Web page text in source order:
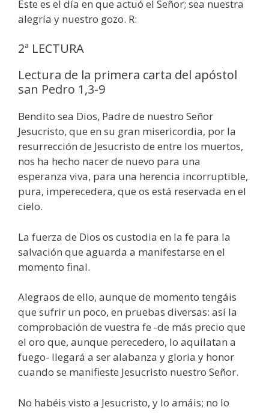
Éste es el día en que actuó el Señor; sea nuestra
alegría y nuestro gozo. R:
2ª LECTURA
Lectura de la primera carta del apóstol
san Pedro 1,3-9
Bendito sea Dios, Padre de nuestro Señor
Jesucristo, que en su gran misericordia, por la
resurrección de Jesucristo de entre los muertos,
nos ha hecho nacer de nuevo para una
esperanza viva, para una herencia incorruptible,
pura, imperecedera, que os está reservada en el
cielo.
La fuerza de Dios os custodia en la fe para la
salvación que aguarda a manifestarse en el
momento final.
Alegraos de ello, aunque de momento tengáis
que sufrir un poco, en pruebas diversas: así la
comprobación de vuestra fe -de más precio que
el oro que, aunque perecedero, lo aquilatan a
fuego- llegará a ser alabanza y gloria y honor
cuando se manifieste Jesucristo nuestro Señor.
No habéis visto a Jesucristo, y lo amáis; no lo